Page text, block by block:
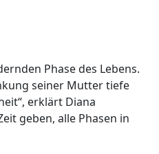
Phase des Lebens.
seiner Mutter tiefe
erklärt Diana
geben, alle Phasen in